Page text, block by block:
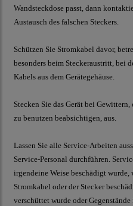
Wandsteckdose passt, dann
Austausch des falschen Steckers.
Schützen Sie Stromkabel davor,
besonders beim Steckeraustritt, bei
Kabels aus dem Gerätegehäuse.
Stecken Sie das Gerät bei
zu benutzen beabsichtigen, aus.
Lassen Sie alle Service-Arbeiten
Service-Personal durchführen.
irgendeine Weise beschädigt
Stromkabel oder der Stecker
verschüttet wurde oder